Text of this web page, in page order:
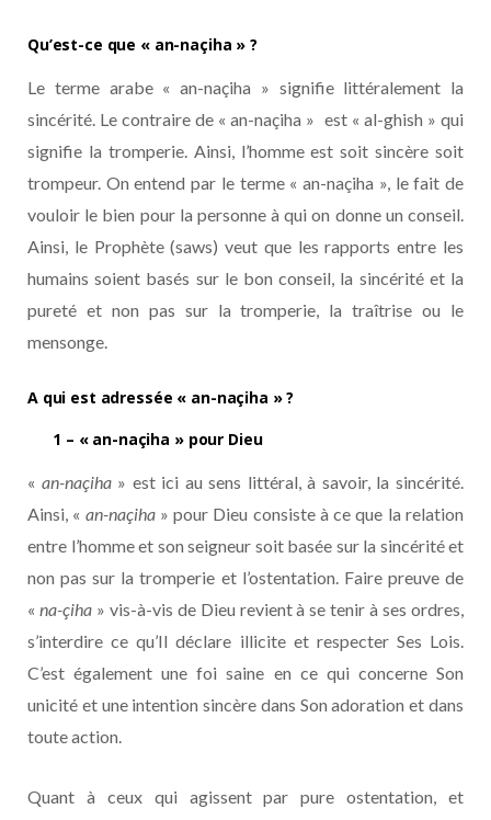
Qu’est-ce que « an-naçiha » ?
Le terme arabe « an-naçiha » signifie littéralement la
sincérité. Le contraire de « an-naçiha » est « al-ghish » qui
signifie la tromperie. Ainsi, l’homme est soit sincère soit
trompeur. On entend par le terme « an-naçiha », le fait de
vouloir le bien pour la personne à qui on donne un conseil.
Ainsi, le Prophète (saws) veut que les rapports entre les
humains soient basés sur le bon conseil, la sincérité et la
pureté et non pas sur la tromperie, la traîtrise ou le
mensonge.
A qui est adressée « an-naçiha » ?
1 – « an-naçiha » pour Dieu
« an-naçiha» est ici au sens littéral, à savoir, la sincérité.
Ainsi, « an-naçiha» pour Dieu consiste à ce que la relation
entre l’homme et son seigneur soit basée sur la sincérité et
non pas sur la tromperie et l’ostentation. Faire preuve de
« na-çiha» vis-à-vis de Dieu revient à se tenir à ses ordres,
s’interdire ce qu’Il déclare illicite et respecter Ses Lois.
C’est également une foi saine en ce qui concerne Son
unicité et une intention sincère dans Son adoration et dans
toute action.
Quant à ceux qui agissent par pure ostentation, et